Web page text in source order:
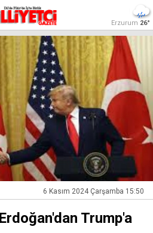
Erzurum 26°
6 Kasım 2024 Çarşamba 15:50
Trump'a